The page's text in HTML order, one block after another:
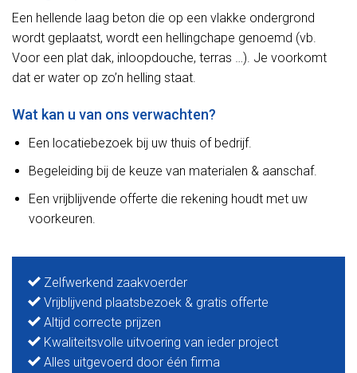
Een hellende laag beton die op een vlakke ondergrond
wordt geplaatst, wordt een hellingchape genoemd (vb.
Voor een plat dak, inloopdouche, terras …). Je voorkomt
dat er water op zo’n helling staat.
Wat kan u van ons verwachten?
Een locatiebezoek bij uw thuis of bedrijf.
Begeleiding bij de keuze van materialen & aanschaf.
Een vrijblijvende offerte die rekening houdt met uw
voorkeuren.
Zelfwerkend zaakvoerder
Vrijblijvend plaatsbezoek & gratis offerte
Altijd correcte prijzen
Kwaliteitsvolle uitvoering van ieder project
Alles uitgevoerd door één firma